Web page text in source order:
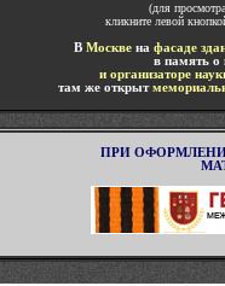
(для
кликните левой
ВМосквена фасаде
в память о
и организаторе
там же открыт
ПРИ